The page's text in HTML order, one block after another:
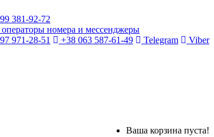
381-92-72
номера и мессенджеры
971-28-51
+38 063 587-61-49 Telegram Viber
Ваша корзина пуста!